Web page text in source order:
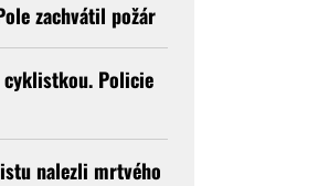
zachvátil požár
Policie
nalezli mrtvého